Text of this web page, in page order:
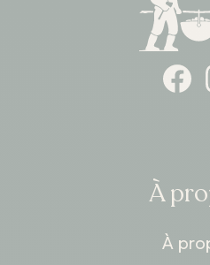
À
À